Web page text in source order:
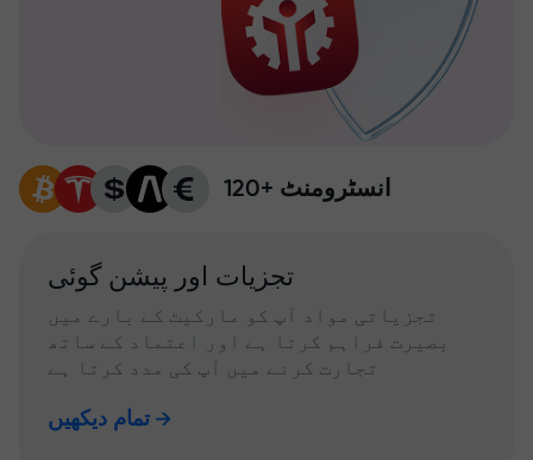
120+ انسٹرومنٹ
تجزیات اور پیشن گوئی
تجزیاتی مواد آپ کو مارکیٹ کے بارے میں
بصیرت فراہم کرتا ہے اور اعتماد کے ساتھ
تجارت کرنے میں آپ کی مدد کرتا ہے
تمام دیکھیں